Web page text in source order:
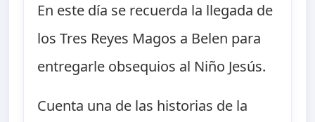
En este día se recuerda la llegada de
los Tres Reyes Magos a Belen para
entregarle obsequios al Niño Jesús.
Cuenta una de las historias de la